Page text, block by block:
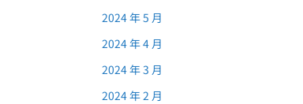
2024 年 5 月
2024 年 4 月
2024 年 3 月
2024 年 2 月